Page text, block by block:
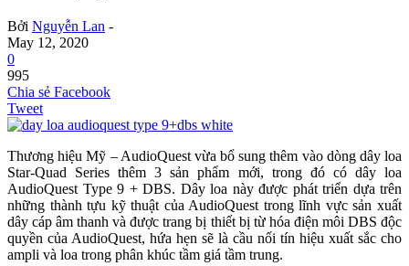
Bởi Nguyễn Lan -
May 12, 2020
0
995
Chia sẻ Facebook
Tweet
Thương hiệu Mỹ – AudioQuest vừa bổ sung thêm vào dòng dây loa
Star-Quad Series thêm 3 sản phẩm mới, trong đó có dây loa
AudioQuest Type 9 + DBS. Dây loa này được phát triển dựa trên
những thành tựu kỹ thuật của AudioQuest trong lĩnh vực sản xuất
dây cáp âm thanh và được trang bị thiết bị từ hóa điện môi DBS độc
quyền của AudioQuest, hứa hẹn sẽ là cầu nối tín hiệu xuất sắc cho
ampli và loa trong phân khúc tầm giá tầm trung.